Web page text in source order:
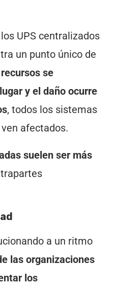
UPS centralizados
un punto único de
se
y el daño ocurre
, todos los sistemas
afectados.
suelen ser más
a un ritmo
las organizaciones
los